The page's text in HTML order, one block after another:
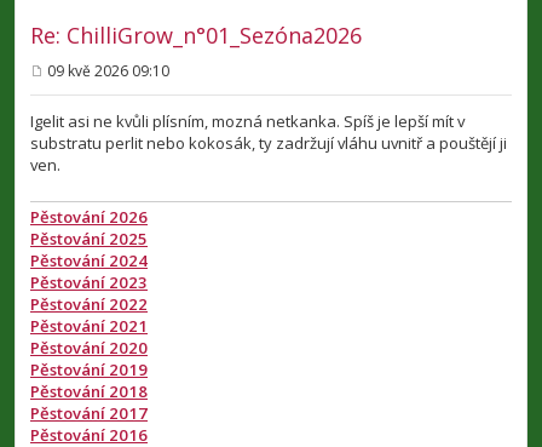
Re: ChilliGrow_n°01_Sezóna2026
ř
í
s
p
ě
e
k
09 kvě 2026 09:10
Igelit asi ne kvůli plísním, mozná netkanka. Spíš je lepší mít v
substratu perlit nebo kokosák, ty zadržují vláhu uvnitř a pouštějí ji
ven.
Pěstování 2026
Pěstování 2025
Pěstování 2024
Pěstování 2023
Pěstování 2022
Pěstování 2021
Pěstování 2020
Pěstování 2019
Pěstování 2018
Pěstování 2017
Pěstování 2016